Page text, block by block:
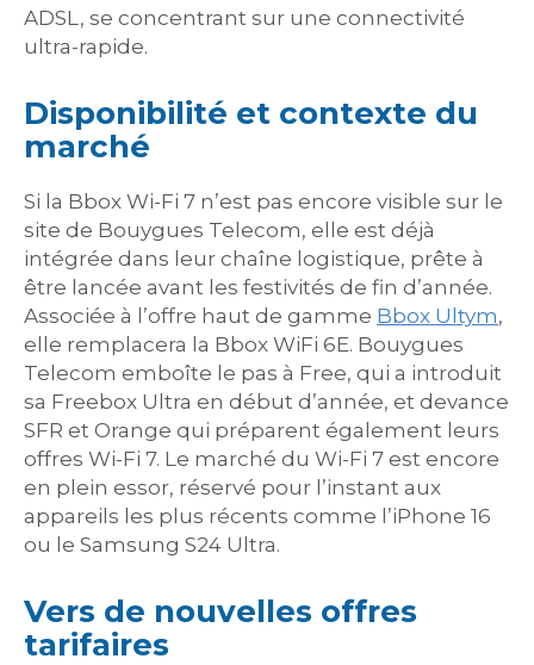
ADSL, se concentrant sur une connectivité
ultra-rapide.
Disponibilité et contexte du
marché
Si la Bbox Wi-Fi 7 n’est pas encore visible sur le
site de Bouygues Telecom, elle est déjà
intégrée dans leur chaîne logistique, prête à
être lancée avant les festivités de fin d’année.
Associée à l’offre haut de gamme Bbox Ultym,
elle remplacera la Bbox WiFi 6E. Bouygues
Telecom emboîte le pas à Free, qui a introduit
sa Freebox Ultra en début d’année, et devance
SFR et Orange qui préparent également leurs
offres Wi-Fi 7. Le marché du Wi-Fi 7 est encore
en plein essor, réservé pour l’instant aux
appareils les plus récents comme l’iPhone 16
ou le Samsung S24 Ultra.
Vers de nouvelles offres
tarifaires